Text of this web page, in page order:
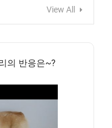
View All
의 반응은~?